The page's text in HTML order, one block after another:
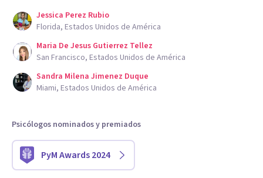
Jessica Perez Rubio
Florida, Estados Unidos de América
Maria De Jesus Gutierrez Tellez
San Francisco, Estados Unidos de América
Sandra Milena Jimenez Duque
Miami, Estados Unidos de América
Psicólogos nominados y premiados
PyM Awards 2024